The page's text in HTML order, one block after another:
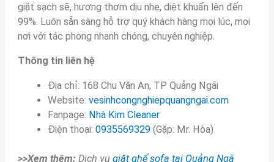
giặt sạch sẽ, hương thơm dịu nhẹ, diệt khuẩn lên đến
99%. Luôn sẵn sàng hỗ trợ quý khách hàng mọi lúc, mọi
nơi với tác phong nhanh chóng, chuyên nghiệp.
Thông tin liên hệ
Địa chỉ: 168 Chu Văn An, TP Quảng Ngãi
Website:vesinhcongnghiepquangngai.com
Fanpage: Nhà Kim Cleaner
Điện thoại:0935569329 (Gặp: Mr. Hòa)
>>Xem thêm: Dịch vụ giặt ghế sofa tại Quảng Ngã